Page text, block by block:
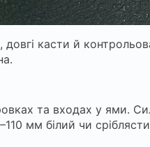
касти й
та входах у ями.
мм білий чи